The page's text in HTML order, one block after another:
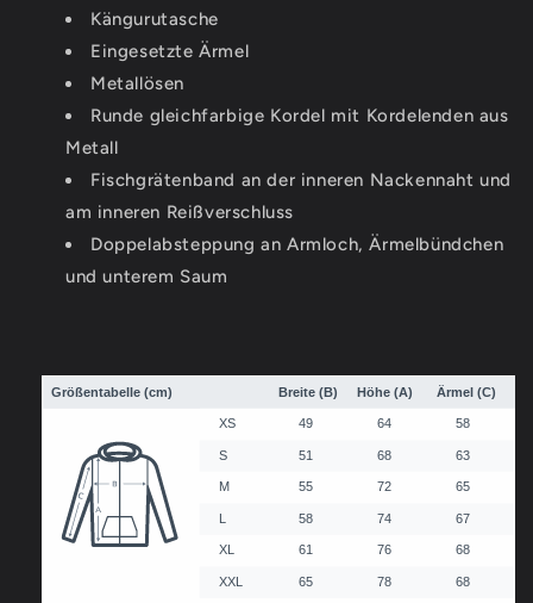
Kängurutasche
Eingesetzte Ärmel
Metallösen
Runde gleichfarbige Kordel mit Kordelenden aus
Metall
Fischgrätenband an der inneren Nackennaht und
am inneren Reißverschluss
Doppelabsteppung an Armloch, Ärmelbündchen
und unterem Saum